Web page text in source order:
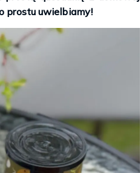
prostu uwielbiamy!